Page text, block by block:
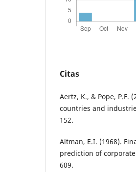
Citas
Aertz, K., & Pope, P.F.
countries and
152.
Altman, E.I. (1968).
prediction of
609.